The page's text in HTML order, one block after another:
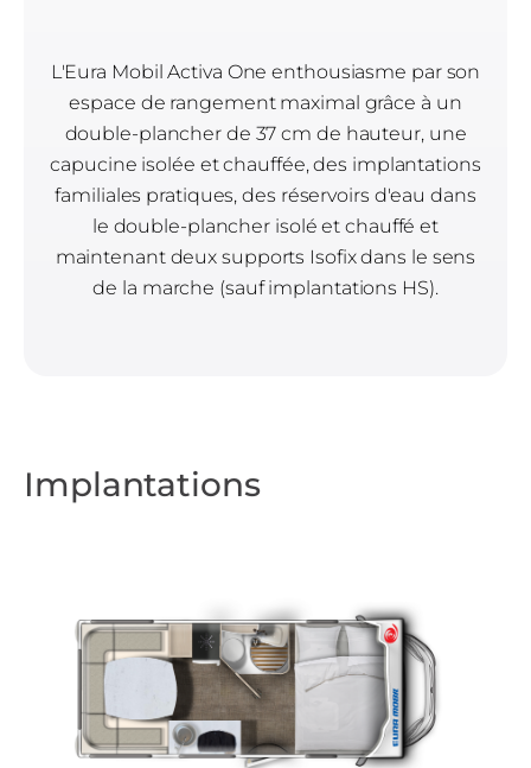
L'Eura Mobil Activa One enthousiasme par son
espace de rangement maximal grâce à un
double-plancher de 37 cm de hauteur, une
capucine isolée et chauffée, des implantations
familiales pratiques, des réservoirs d'eau dans
le double-plancher isolé et chauffé et
maintenant deux supports Isofix dans le sens
de la marche (sauf implantations HS).
Implantations